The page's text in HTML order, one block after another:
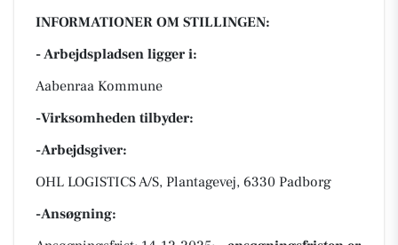
INFORMATIONER OM STILLINGEN:
- Arbejdspladsen ligger i:
Aabenraa Kommune
-Virksomheden tilbyder:
-Arbejdsgiver:
OHL LOGISTICS A/S, Plantagevej, 6330 Padborg
-Ansøgning: